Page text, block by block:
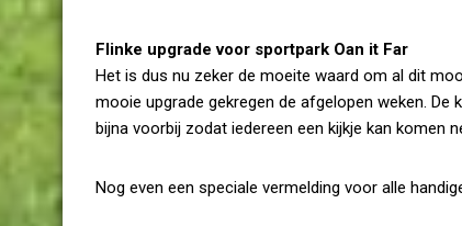
Flinke upgrade voor sportpark Oan it Far
Het is dus nu zeker de moeite waard om al dit
mooie upgrade gekregen de afgelopen weken.
bijna voorbij zodat iedereen een kijkje kan komen
Nog even een speciale vermelding voor alle